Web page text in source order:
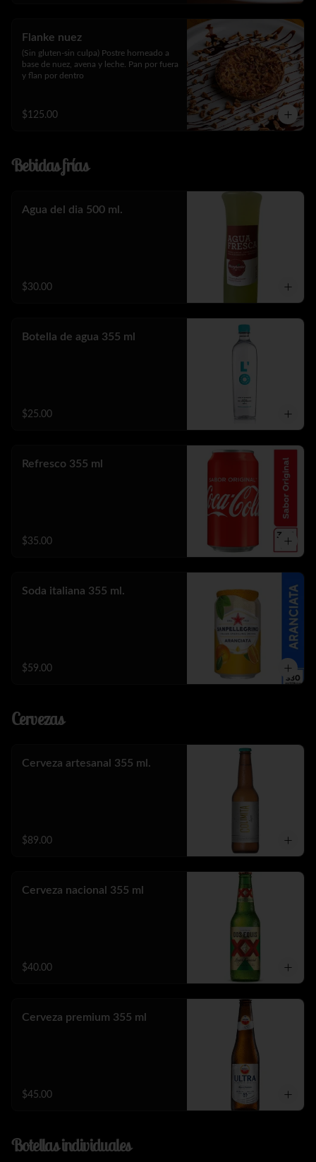
Flanke nuez
(Sin gluten-sin culpa) Postre horneado a
base de nuez, avena y leche. Pan por fuera
y flan por dentro
$125.00
Bebidas frías
Agua del dia 500 ml.
$30.00
Botella de agua 355 ml
$25.00
Refresco 355 ml
$35.00
Soda italiana 355 ml.
$59.00
Cervezas
Cerveza artesanal 355 ml.
$89.00
Cerveza nacional 355 ml
$40.00
Cerveza premium 355 ml
$45.00
Botellas individuales